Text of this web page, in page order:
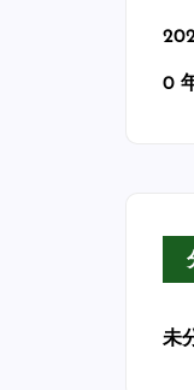
0
未